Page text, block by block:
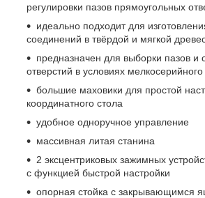
регулировки пазов прямоугольных
идеально подходит для
соединений в твёрдой и мягкой
предназначен для выборки пазов и
отверстий в условиях мелкосерийного
большие маховики для простой
координатного стола
удобное одноручное управление
массивная литая станина
2 эксцентриковых зажимных
с функцией быстрой настройки
опорная стойка с закрывающимся